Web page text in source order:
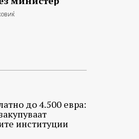
до 4.500 евра:
институции